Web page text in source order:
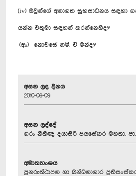
(iv) ඔවුන්ගේ අනාගත සුභසාධනය සඳහා
යන්න එතුමා සඳහන් කරන්නෙහිද?
(ඇ) ‍ නොඑසේ නම්, ඒ මන්ද?
අසන ලද දිනය
2010-06-09
අසන ලද්දේ
ගරු නීතිඥ දයාසිරි ජයසේකර මහතා,
අමාත්‍යාංශය
පුනරුත්ථාපන හා බන්ධනාගාර